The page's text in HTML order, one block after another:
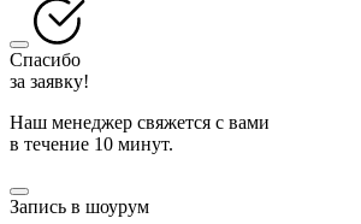
Спасибо
за заявку!
Наш менеджер свяжется с вами
в течение 10 минут.
Запись в шоурум